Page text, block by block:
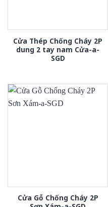
Cửa Thép Chống Cháy 2P
dung 2 tay nam Cửa-a-
SGD
Cửa Gỗ Chống Cháy 2P